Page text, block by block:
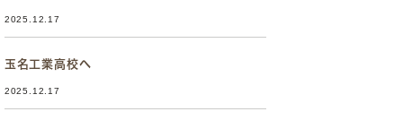
2025.12.17
玉名工業高校へ
2025.12.17